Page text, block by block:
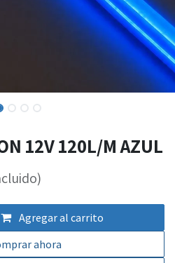
12V 120L/M AZUL
Agregar al carrito
ahora